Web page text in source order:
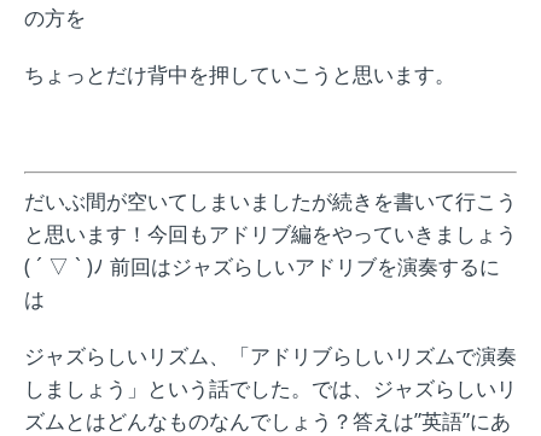
の方を
ちょっとだけ背中を押していこうと思います。
だいぶ間が空いてしまいましたが続きを書いて行こう
と思います！今回もアドリブ編をやっていきましょう
( ´ ▽ ` )ﾉ 前回はジャズらしいアドリブを演奏するに
は
ジャズらしいリズム、「アドリブらしいリズムで演奏
しましょう」という話でした。では、ジャズらしいリ
ズムとはどんなものなんでしょう？答えは”英語”にあ